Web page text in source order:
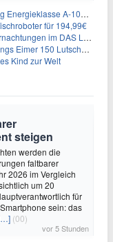
A-10% 1400 U/Min für 289,97€
für 194,99€
Resort inkl. HP + Wellness ab 174€ p.P.
150 Lutscher für 21,95€
Kind zur Welt
steigen
werden die
faltbarer
2026 im Vergleich
um 20
für
sein: das
(00)
vor 5 Stunden